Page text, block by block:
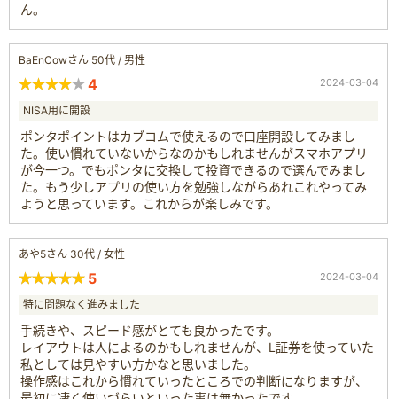
ん。
BaEnCowさん 50代 / 男性
4 2024-03-04
NISA用に開設
ポンタポイントはカブコムで使えるので口座開設してみまし
た。使い慣れていないからなのかもしれませんがスマホアプリ
が今一つ。でもポンタに交換して投資できるので選んでみまし
た。もう少しアプリの使い方を勉強しながらあれこれやってみ
ようと思っています。これからが楽しみです。
あや5さん 30代 / 女性
5 2024-03-04
特に問題なく進みました
手続きや、スピード感がとても良かったです。
レイアウトは人によるのかもしれませんが、L証券を使っていた
私としては見やすい方かなと思いました。
操作感はこれから慣れていったところでの判断になりますが、